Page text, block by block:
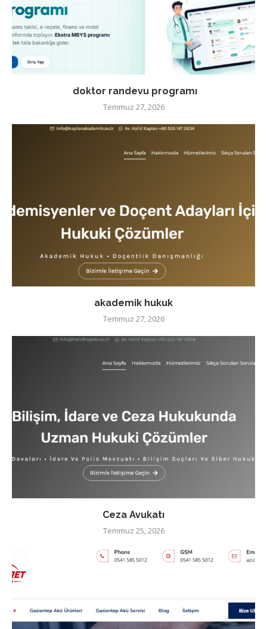
doktor randevu programı
Temmuz 27, 2026
akademik hukuk
Temmuz 27, 2026
Ceza Avukatı
Temmuz 25, 2026